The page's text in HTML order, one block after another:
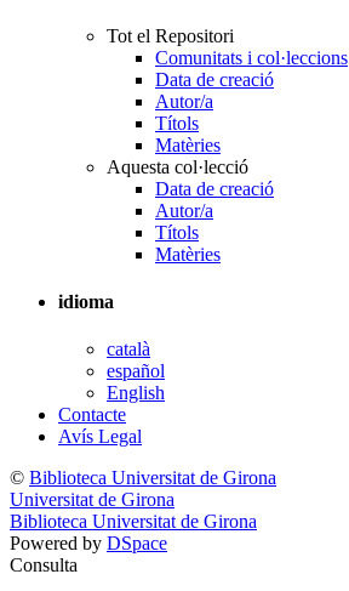
Tot el Repositori
Comunitats i col·leccions
Data de creació
Autor/a
Títols
Matèries
Aquesta col·lecció
Data de creació
Autor/a
Títols
Matèries
idioma
català
español
English
Contacte
Avís Legal
© Biblioteca Universitat de Girona
Universitat de Girona
Biblioteca Universitat de Girona
Powered by DSpace
Consulta